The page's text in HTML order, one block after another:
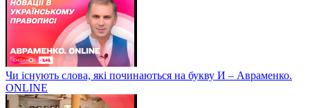
Чи існують слова, які починаються на букву И – Авраменко.
ONLINE